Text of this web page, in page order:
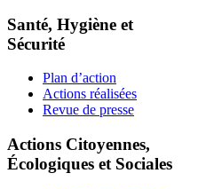
Santé, Hygiène et
Sécurité
Plan d’action
Actions réalisées
Revue de presse
Actions Citoyennes,
Écologiques et Sociales